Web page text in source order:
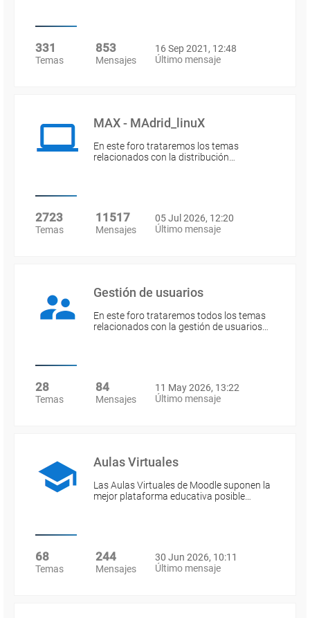
331
Temas
853
Mensajes
16 Sep 2021, 12:48
Último mensaje
MAX - MAdrid_linuX
En este foro trataremos los temas
relacionados con la distribución…
2723
Temas
11517
Mensajes
05 Jul 2026, 12:20
Último mensaje
Gestión de usuarios
En este foro trataremos todos los temas
relacionados con la gestión de usuarios…
28
Temas
84
Mensajes
11 May 2026, 13:22
Último mensaje
Aulas Virtuales
Las Aulas Virtuales de Moodle suponen la
mejor plataforma educativa posible…
68
Temas
244
Mensajes
30 Jun 2026, 10:11
Último mensaje